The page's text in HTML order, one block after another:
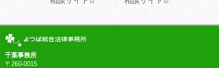
千葉事務所
〒260-0015